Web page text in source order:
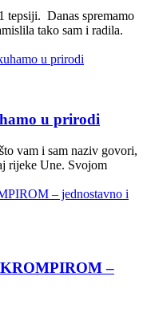
Danas spremamo
tako sam i radila.
u prirodi
vam i sam naziv govori,
rijeke Une. Svojom
–